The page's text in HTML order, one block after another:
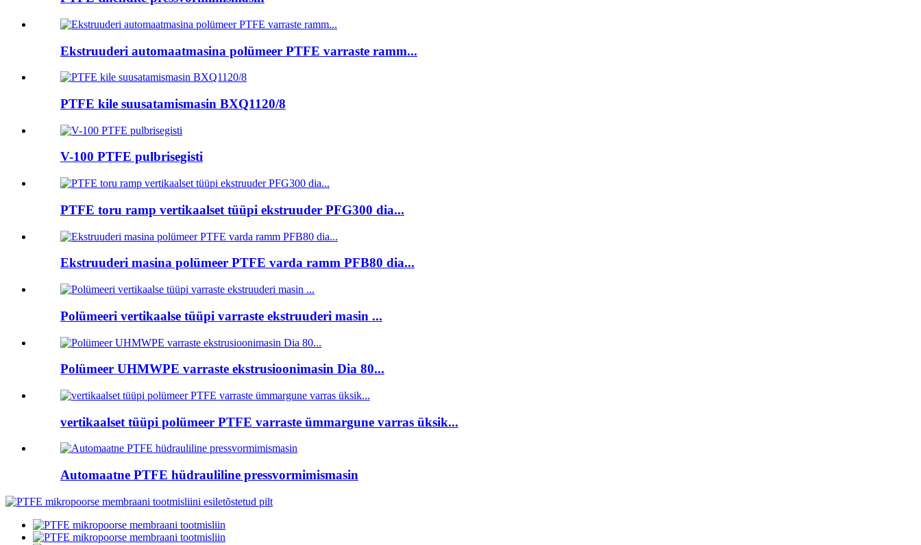
Ekstruuderi automaatmasina polümeer PTFE varraste ramm...
PTFE kile suusatamismasin BXQ1120/8
V-100 PTFE pulbrisegisti
PTFE toru ramp vertikaalset tüüpi ekstruuder PFG300 dia...
Ekstruuderi masina polümeer PTFE varda ramm PFB80 dia...
Polümeeri vertikaalse tüüpi varraste ekstruuderi masin ...
Polümeer UHMWPE varraste ekstrusioonimasin Dia 80...
vertikaalset tüüpi polümeer PTFE varraste ümmargune varras üksik...
Automaatne PTFE hüdrauliline pressvormimismasin